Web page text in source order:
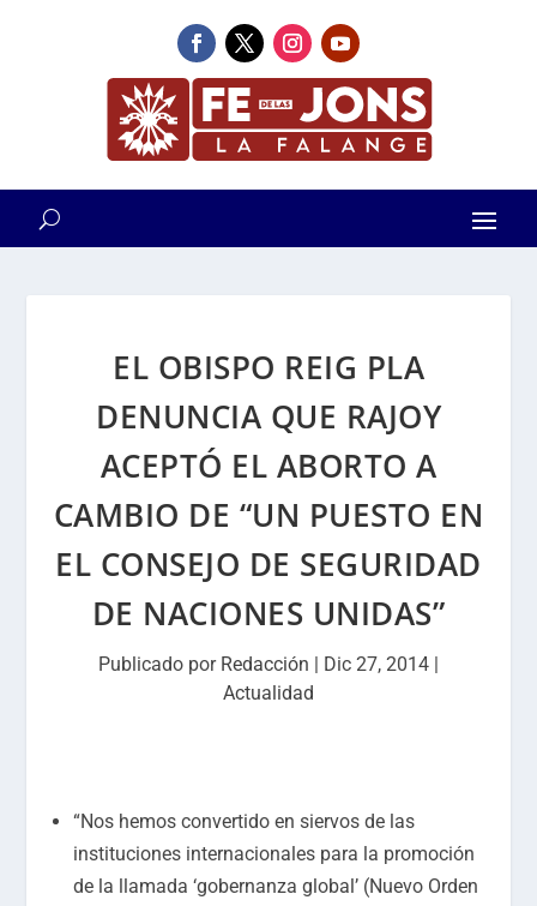
EL OBISPO REIG PLA
DENUNCIA QUE RAJOY
ACEPTÓ EL ABORTO A
CAMBIO DE “UN PUESTO EN
EL CONSEJO DE SEGURIDAD
DE NACIONES UNIDAS”
Publicado por Redacción | Dic 27, 2014 |
Actualidad
“Nos hemos convertido en siervos de las
instituciones internacionales para la promoción
de la llamada ‘gobernanza global’ (Nuevo Orden